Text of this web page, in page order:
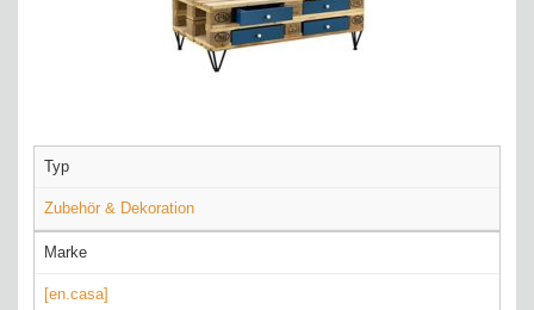
Typ
Zubehör & Dekoration
Marke
[en.casa]